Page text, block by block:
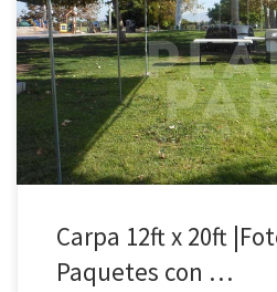
12ft x 20ft Carpa | Precios | Fotos –
12ft x 20ft Carpa Precio de Renta 12ft x
Bodas Fiestas Cumpleanos Bautismo|
Valley| Santa Clarita| Van Nuys
Carpa 12ft x 20ft
Paquetes con …